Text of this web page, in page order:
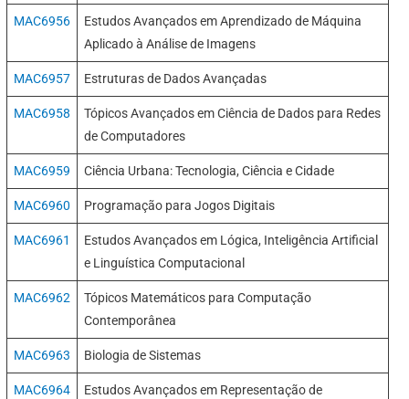
MAC6956
Estudos Avançados em Aprendizado de Máquina
Aplicado à Análise de Imagens
MAC6957 Estruturas de Dados Avançadas
MAC6958
Tópicos Avançados em Ciência de Dados para Redes
de Computadores
MAC6959 Ciência Urbana: Tecnologia, Ciência e Cidade
MAC6960 Programação para Jogos Digitais
MAC6961
Estudos Avançados em Lógica, Inteligência Artificial
e Linguística Computacional
MAC6962
Tópicos Matemáticos para Computação
Contemporânea
MAC6963 Biologia de Sistemas
MAC6964
Estudos Avançados em Representação de